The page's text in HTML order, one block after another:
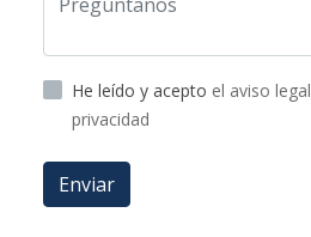
He leído y acepto el aviso legal
privacidad
Enviar